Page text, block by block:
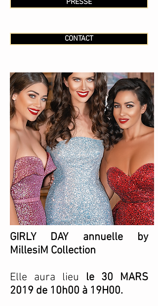
PRESSE
CONTACT
GIRLY DAY annuelle by
MillesiM Collection
Elle aura lieu le 30 MARS
2019 de 10h00 à 19H00.